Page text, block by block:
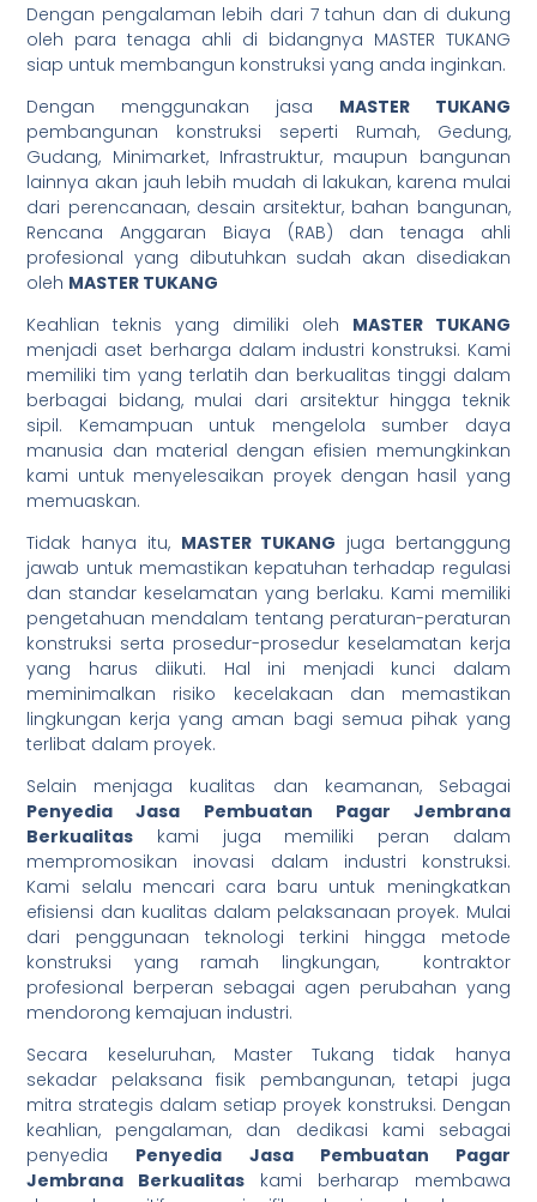
Dengan pengalaman lebih dari 7 tahun dan di dukung
oleh para tenaga ahli di bidangnya MASTER TUKANG
siap untuk membangun konstruksi yang anda inginkan.
Dengan menggunakan jasa MASTER TUKANG
pembangunan konstruksi seperti Rumah, Gedung,
Gudang, Minimarket, Infrastruktur, maupun bangunan
lainnya akan jauh lebih mudah di lakukan, karena mulai
dari perencanaan, desain arsitektur, bahan bangunan,
Rencana Anggaran Biaya (RAB) dan tenaga ahli
profesional yang dibutuhkan sudah akan disediakan
oleh MASTER TUKANG
Keahlian teknis yang dimiliki oleh MASTER TUKANG
menjadi aset berharga dalam industri konstruksi. Kami
memiliki tim yang terlatih dan berkualitas tinggi dalam
berbagai bidang, mulai dari arsitektur hingga teknik
sipil. Kemampuan untuk mengelola sumber daya
manusia dan material dengan efisien memungkinkan
kami untuk menyelesaikan proyek dengan hasil yang
memuaskan.
Tidak hanya itu, MASTER TUKANG juga bertanggung
jawab untuk memastikan kepatuhan terhadap regulasi
dan standar keselamatan yang berlaku. Kami memiliki
pengetahuan mendalam tentang peraturan-peraturan
konstruksi serta prosedur-prosedur keselamatan kerja
yang harus diikuti. Hal ini menjadi kunci dalam
meminimalkan risiko kecelakaan dan memastikan
lingkungan kerja yang aman bagi semua pihak yang
terlibat dalam proyek.
Selain menjaga kualitas dan keamanan, Sebagai
Penyedia Jasa Pembuatan Pagar Jembrana
Berkualitas kami juga memiliki peran dalam
mempromosikan inovasi dalam industri konstruksi.
Kami selalu mencari cara baru untuk meningkatkan
efisiensi dan kualitas dalam pelaksanaan proyek. Mulai
dari penggunaan teknologi terkini hingga metode
konstruksi yang ramah lingkungan, kontraktor
profesional berperan sebagai agen perubahan yang
mendorong kemajuan industri.
Secara keseluruhan, Master Tukang tidak hanya
sekadar pelaksana fisik pembangunan, tetapi juga
mitra strategis dalam setiap proyek konstruksi. Dengan
keahlian, pengalaman, dan dedikasi kami sebagai
penyedia Penyedia Jasa Pembuatan Pagar
Jembrana Berkualitas
kami berharap membawa